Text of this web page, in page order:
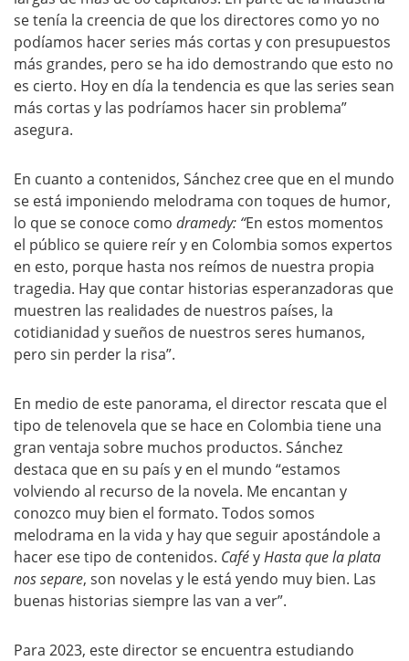
se tenía la creencia de que los directores como yo no
podíamos hacer series más cortas y con presupuestos
más grandes, pero se ha ido demostrando que esto no
es cierto. Hoy en día la tendencia es que las series sean
más cortas y las podríamos hacer sin problema”
asegura.
En cuanto a contenidos, Sánchez cree que en el mundo
se está imponiendo melodrama con toques de humor,
lo que se conoce como dramedy: “En estos momentos
el público se quiere reír y en Colombia somos expertos
en esto, porque hasta nos reímos de nuestra propia
tragedia. Hay que contar historias esperanzadoras que
muestren las realidades de nuestros países, la
cotidianidad y sueños de nuestros seres humanos,
pero sin perder la risa”.
En medio de este panorama, el director rescata que el
tipo de telenovela que se hace en Colombia tiene una
gran ventaja sobre muchos productos. Sánchez
destaca que en su país y en el mundo “estamos
volviendo al recurso de la novela. Me encantan y
conozco muy bien el formato. Todos somos
melodrama en la vida y hay que seguir apostándole a
hacer ese tipo de contenidos. CaféyHasta que la plata
nos separe, son novelas y le está yendo muy bien. Las
buenas historias siempre las van a ver”.
Para 2023, este director se encuentra estudiando